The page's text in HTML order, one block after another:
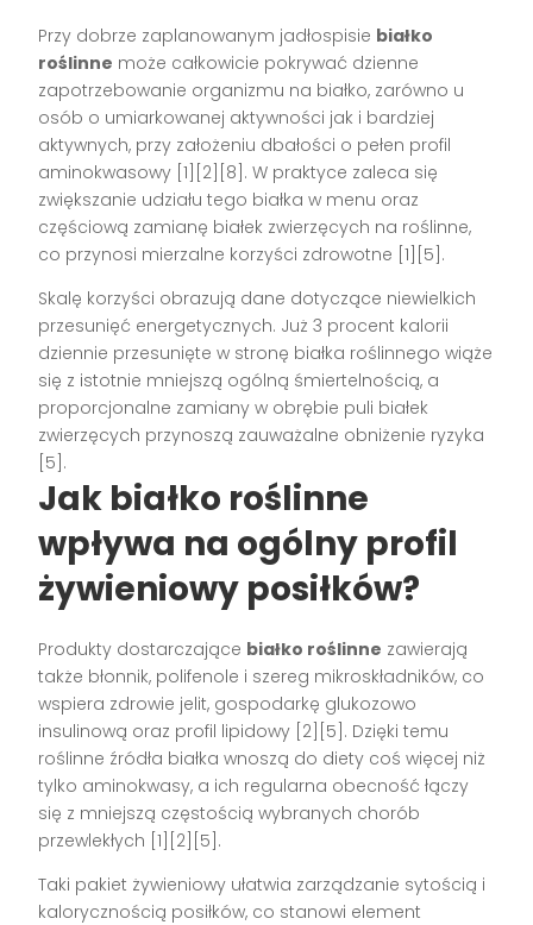
Przy dobrze zaplanowanym jadłospisie białko
roślinne może całkowicie pokrywać dzienne
zapotrzebowanie organizmu na białko, zarówno u
osób o umiarkowanej aktywności jak i bardziej
aktywnych, przy założeniu dbałości o pełen profil
aminokwasowy [1][2][8]. W praktyce zaleca się
zwiększanie udziału tego białka w menu oraz
częściową zamianę białek zwierzęcych na roślinne,
co przynosi mierzalne korzyści zdrowotne [1][5].
Skalę korzyści obrazują dane dotyczące niewielkich
przesunięć energetycznych. Już 3 procent kalorii
dziennie przesunięte w stronę białka roślinnego wiąże
się z istotnie mniejszą ogólną śmiertelnością, a
proporcjonalne zamiany w obrębie puli białek
zwierzęcych przynoszą zauważalne obniżenie ryzyka
[5].
Jak białko roślinne
wpływa na ogólny profil
żywieniowy posiłków?
Produkty dostarczające białko roślinne zawierają
także błonnik, polifenole i szereg mikroskładników, co
wspiera zdrowie jelit, gospodarkę glukozowo
insulinową oraz profil lipidowy [2][5]. Dzięki temu
roślinne źródła białka wnoszą do diety coś więcej niż
tylko aminokwasy, a ich regularna obecność łączy
się z mniejszą częstością wybranych chorób
przewlekłych [1][2][5].
Taki pakiet żywieniowy ułatwia zarządzanie sytością i
kalorycznością posiłków, co stanowi element